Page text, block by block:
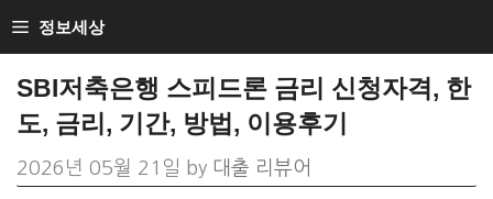
Skip
to
content
정보세상
SBI저축은행 스피드론 금리 신청자격, 한
도, 금리, 기간, 방법, 이용후기
2026년 05월 21일 by 대출 리뷰어